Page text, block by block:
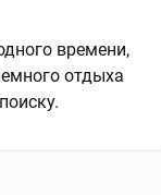
времени,
отдыха